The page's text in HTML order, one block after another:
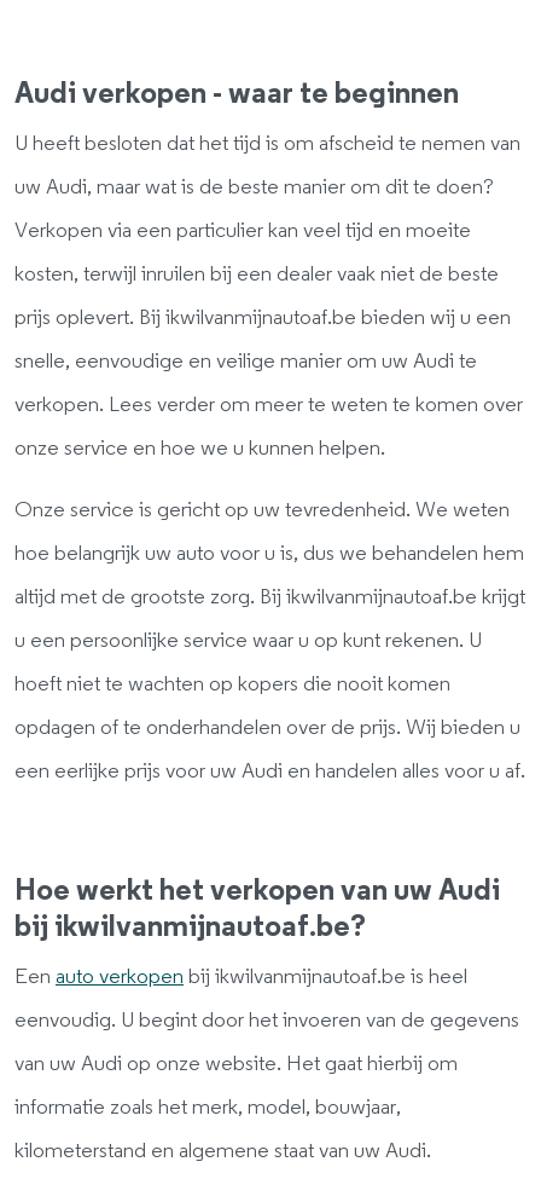
Audi verkopen - waar te beginnen
U heeft besloten dat het tijd is om afscheid te nemen van
uw Audi, maar wat is de beste manier om dit te doen?
Verkopen via een particulier kan veel tijd en moeite
kosten, terwijl inruilen bij een dealer vaak niet de beste
prijs oplevert. Bij ikwilvanmijnautoaf.be bieden wij u een
snelle, eenvoudige en veilige manier om uw Audi te
verkopen. Lees verder om meer te weten te komen over
onze service en hoe we u kunnen helpen.
Onze service is gericht op uw tevredenheid. We weten
hoe belangrijk uw auto voor u is, dus we behandelen hem
altijd met de grootste zorg. Bij ikwilvanmijnautoaf.be krijgt
u een persoonlijke service waar u op kunt rekenen. U
hoeft niet te wachten op kopers die nooit komen
opdagen of te onderhandelen over de prijs. Wij bieden u
een eerlijke prijs voor uw Audi en handelen alles voor u af.
Hoe werkt het verkopen van uw Audi
bij ikwilvanmijnautoaf.be?
Een auto verkopen bij ikwilvanmijnautoaf.be is heel
eenvoudig. U begint door het invoeren van de gegevens
van uw Audi op onze website. Het gaat hierbij om
informatie zoals het merk, model, bouwjaar,
kilometerstand en algemene staat van uw Audi.